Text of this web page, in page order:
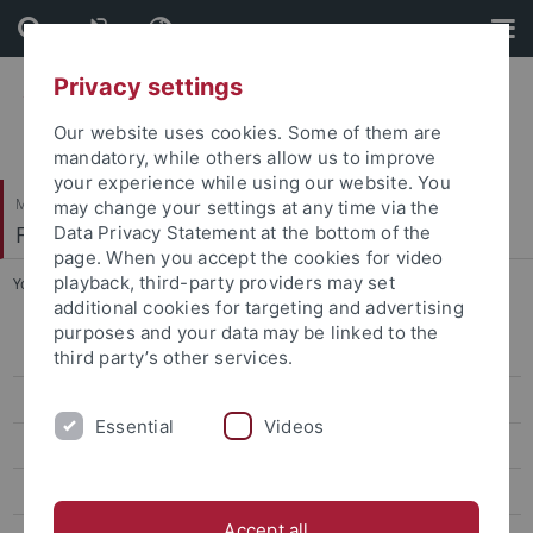
Skip
to
content
Skip
to
footer
Mathematisch-Naturwissenschaftliche Fakultät
Fachbereich Chemie
You are here: Startseite ... Bachelor of Science
Studienberatung
Studiengänge
Privacy settings
Our website uses cookies. Some of them are
mandatory, while others allow us to improve
your experience while using our website. You
may change your settings at any time via the
Data Privacy Statement at the bottom of the
page. When you accept the cookies for video
playback, third-party providers may set
additional cookies for targeting and advertising
purposes and your data may be linked to the
third party’s other services.
Essential Videos